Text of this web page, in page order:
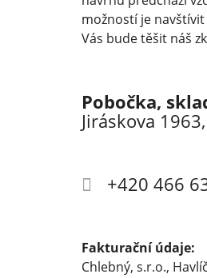
možností je
Vás bude těšit náš
Pobočka,
Jiráskova
+420 466
Fakturační údaje:
Chlebný, s.r.o.,